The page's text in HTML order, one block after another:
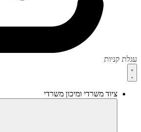
עגלת קניות
ציוד משרדי ומיכון משרדי